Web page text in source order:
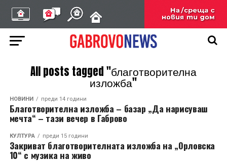
All posts tagged "благотворителна
изложба"
НОВИНИ преди 14 години
Благотворителна изложба – базар „Да нарисуваш
мечта“ – тази вечер в Габрово
КУЛТУРА преди 15 години
Закриват благотворителната изложба на „Орловска
10“ с музика на живо